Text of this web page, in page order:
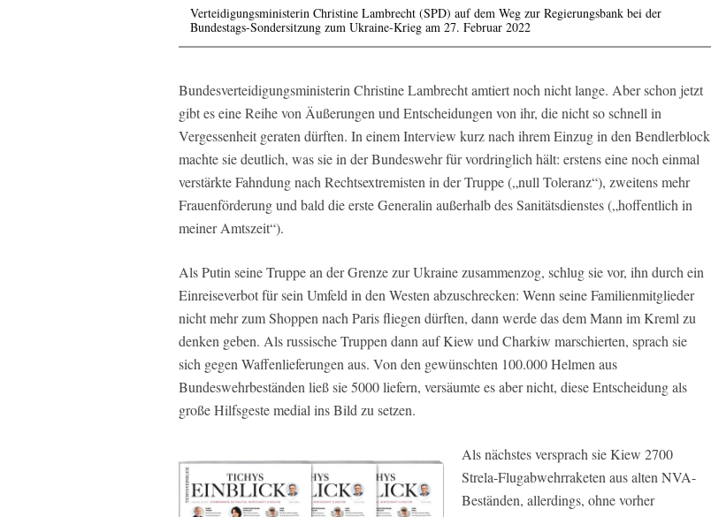
Verteidigungsministerin Christine Lambrecht (SPD) auf dem Weg zur Regierungsbank bei der
Bundestags-Sondersitzung zum Ukraine-Krieg am 27. Februar 2022
Bundesverteidigungsministerin Christine Lambrecht amtiert noch nicht lange. Aber schon jetzt
gibt es eine Reihe von Äußerungen und Entscheidungen von ihr, die nicht so schnell in
Vergessenheit geraten dürften. In einem Interview kurz nach ihrem Einzug in den Bendlerblock
machte sie deutlich, was sie in der Bundeswehr für vordringlich hält: erstens eine noch einmal
verstärkte Fahndung nach Rechtsextremisten in der Truppe („null Toleranz“), zweitens mehr
Frauenförderung und bald die erste Generalin außerhalb des Sanitätsdienstes („hoffentlich in
meiner Amtszeit“).
Als Putin seine Truppe an der Grenze zur Ukraine zusammenzog, schlug sie vor, ihn durch ein
Einreiseverbot für sein Umfeld in den Westen abzuschrecken: Wenn seine Familienmitglieder
nicht mehr zum Shoppen nach Paris fliegen dürften, dann werde das dem Mann im Kreml zu
denken geben. Als russische Truppen dann auf Kiew und Charkiw marschierten, sprach sie
sich gegen Waffenlieferungen aus. Von den gewünschten 100.000 Helmen aus
Bundeswehrbeständen ließ sie 5000 liefern, versäumte es aber nicht, diese Entscheidung als
große Hilfsgeste medial ins Bild zu setzen.
Als nächstes versprach sie Kiew 2700
Strela-Flugabwehrraketen aus alten NVA-
Beständen, allerdings, ohne vorher